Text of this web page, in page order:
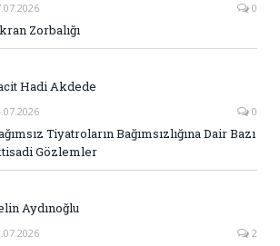
0
Zorbalığı
Hadi Akdede
0
Tiyatroların Bağımsızlığına Dair Bazı
Gözlemler
Aydınoğlu
2